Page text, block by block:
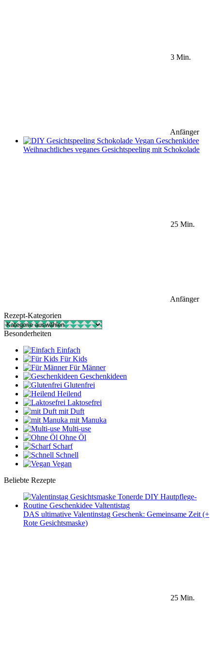
3 Min.
Anfänger
Weihnachtliches veganes Gesichtspeeling mit Schokolade
25 Min.
Anfänger
Rezept-Kategorien
Rezept-
Kategorien
Besonderheiten
Einfach
Für Kids
Für Männer
Geschenkideen
Glutenfrei
Heilend
Laktosefrei
mit Duft
mit Manuka
Multi-use
Ohne Öl
Scharf
Schnell
Vegan
Beliebte Rezepte
DAS ultimative Valentinstag Geschenk: Gemeinsame Zeit (+
Rote Gesichtsmaske)
25 Min.